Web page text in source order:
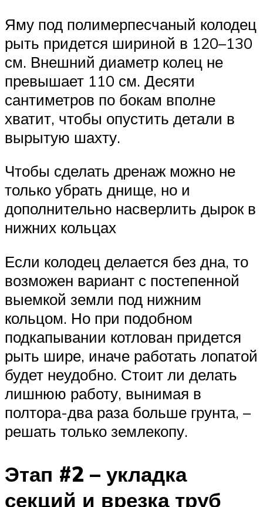
Яму под полимерпесчаный колодец
рыть придется шириной в 120–130
см. Внешний диаметр колец не
превышает 110 см. Десяти
сантиметров по бокам вполне
хватит, чтобы опустить детали в
вырытую шахту.
Чтобы сделать дренаж можно не
только убрать днище, но и
дополнительно насверлить дырок в
нижних кольцах
Если колодец делается без дна, то
возможен вариант с постепенной
выемкой земли под нижним
кольцом. Но при подобном
подкапывании котлован придется
рыть шире, иначе работать лопатой
будет неудобно. Стоит ли делать
лишнюю работу, вынимая в
полтора-два раза больше грунта, –
решать только землекопу.
Этап #2 – укладка
секций и врезка труб